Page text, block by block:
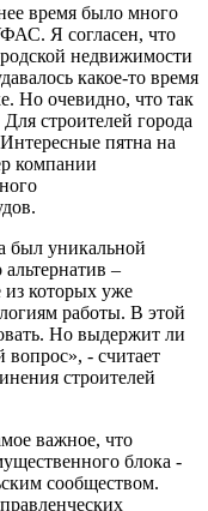
время было много
Я согласен, что
недвижимости
какое-то время
Но очевидно, что так
строителей города
пятна на
компании
был уникальной
–
которых уже
работы. В этой
Но выдержит ли
- считает
строителей
важное, что
блока -
сообществом.